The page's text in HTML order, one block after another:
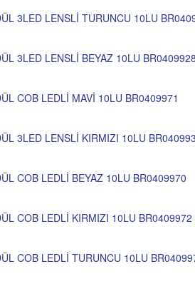
3LED LENSLİ TURUNCU 10LU
3LED LENSLİ BEYAZ 10LU
COB LEDLİ MAVİ 10LU BR0409971
3LED LENSLİ KIRMIZI 10LU
COB LEDLİ BEYAZ 10LU BR0409970
COB LEDLİ KIRMIZI 10LU BR0409972
COB LEDLİ TURUNCU 10LU